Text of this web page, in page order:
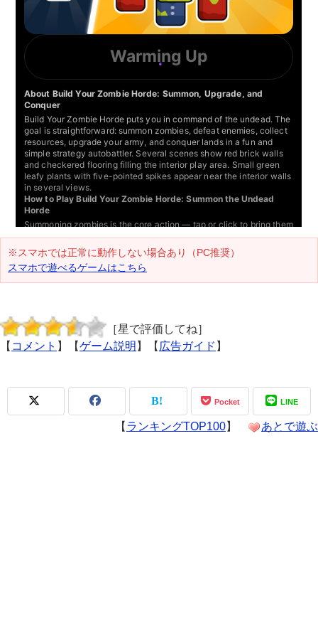
※スマホでは正常に動作しない場合あり（PC推奨）
スマホで遊べるゲームはこちら
［星で評価してね］
【 コメント 】【ゲーム説明 】【 広告ガイド 】
Pocket LINE
【 ランキングTOP100】 あとで遊ぶ